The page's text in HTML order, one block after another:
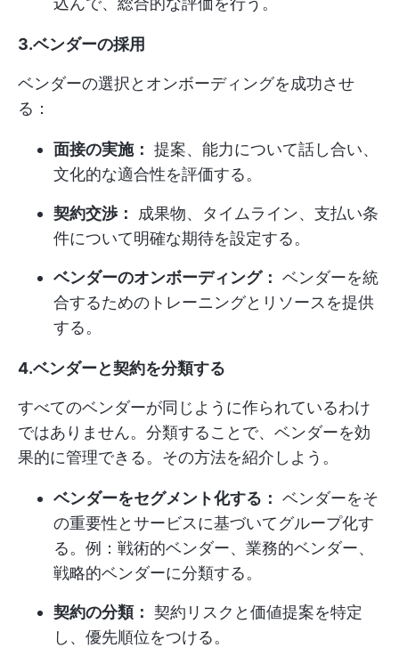
3.ベンダーの採用
ベンダーの選択とオンボーディングを成功させ
る：
面接の実施： 提案、能力について話し合い、
文化的な適合性を評価する。
契約交渉：
成果物、タイムライン、支払い条
件について明確な期待を設定する。
ベンダーのオンボーディング： ベンダーを統
合するためのトレーニングとリソースを提供
する。
4.ベンダーと契約を分類する
すべてのベンダーが同じように作られているわけ
ではありません。分類することで、ベンダーを効
果的に管理できる。その方法を紹介しよう。
ベンダーをセグメント化する： ベンダーをそ
の重要性とサービスに基づいてグループ化す
る。例：戦術的ベンダー、業務的ベンダー、
戦略的ベンダーに分類する。
契約の分類： 契約リスクと価値提案を特定
し、優先順位をつける。